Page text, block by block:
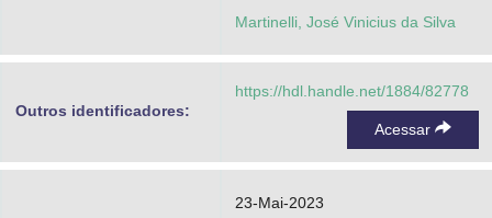
Martinelli, José Vinicius da Silva
Outros identificadores:
https://hdl.handle.net/1884/82778
Acessar
23-Mai-2023